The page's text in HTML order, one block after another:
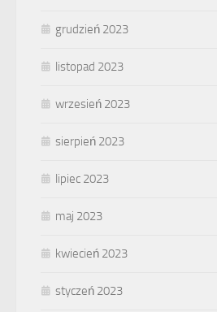
grudzień 2023
listopad 2023
wrzesień 2023
sierpień 2023
lipiec 2023
maj 2023
kwiecień 2023
styczeń 2023